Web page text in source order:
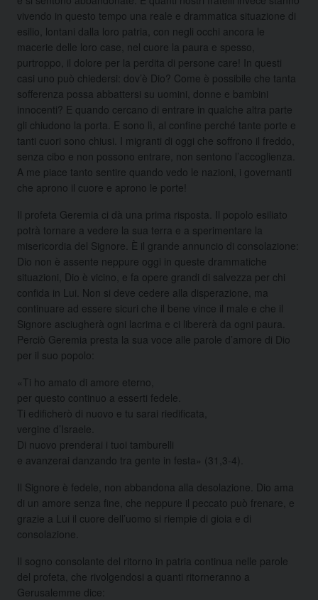
vivendo in questo tempo una reale e drammatica situazione di
esilio, lontani dalla loro patria, con negli occhi ancora le
macerie delle loro case, nel cuore la paura e spesso,
purtroppo, il dolore per la perdita di persone care! In questi
casi uno può chiedersi: dov’è Dio? Come è possibile che tanta
sofferenza possa abbattersi su uomini, donne e bambini
innocenti? E quando cercano di entrare in qualche altra parte
gli chiudono la porta. E sono lì, al confine perché tante porte e
tanti cuori sono chiusi. I migranti di oggi che soffrono il freddo,
senza cibo e non possono entrare, non sentono l’accoglienza.
A me piace tanto sentire quando vedo le nazioni, i governanti
che aprono il cuore e aprono le porte!
Il profeta Geremia ci dà una prima risposta. Il popolo esiliato
potrà tornare a vedere la sua terra e a sperimentare la
misericordia del Signore. È il grande annuncio di consolazione:
Dio non è assente neppure oggi in queste drammatiche
situazioni, Dio è vicino, e fa opere grandi di salvezza per chi
confida in Lui. Non si deve cedere alla disperazione, ma
continuare ad essere sicuri che il bene vince il male e che il
Signore asciugherà ogni lacrima e ci libererà da ogni paura.
Perciò Geremia presta la sua voce alle parole d’amore di Dio
per il suo popolo:
«Ti ho amato di amore eterno,
per questo continuo a esserti fedele.
Ti edificherò di nuovo e tu sarai riedificata,
vergine d’Israele.
Di nuovo prenderai i tuoi tamburelli
e avanzerai danzando tra gente in festa» (31,3-4).
Il Signore è fedele, non abbandona alla desolazione. Dio ama
di un amore senza fine, che neppure il peccato può frenare, e
grazie a Lui il cuore dell’uomo si riempie di gioia e di
consolazione.
Il sogno consolante del ritorno in patria continua nelle parole
del profeta, che rivolgendosi a quanti ritorneranno a
Gerusalemme dice: